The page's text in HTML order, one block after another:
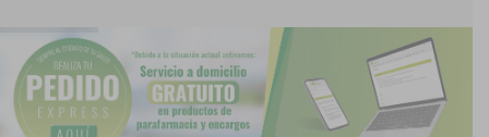
Pedidos express
Blog
Contacto